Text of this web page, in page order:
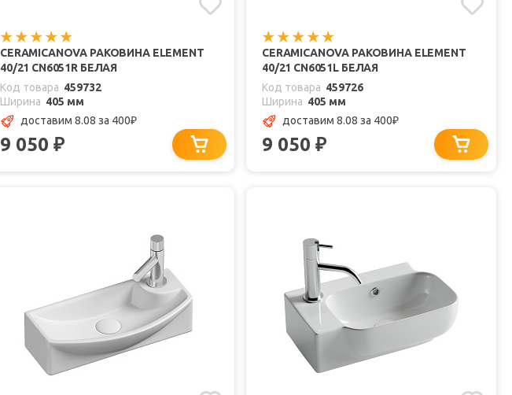
CERAMICANOVA РАКОВИНА ELEMENT
40/21 CN6051R БЕЛАЯ
Код товара 459732
Ширина 405 мм
доставим 8.08 за 400₽
9 050 ₽
CERAMICANOVA РАКОВИНА ELEMENT
40/21 CN6051L БЕЛАЯ
Код товара 459726
Ширина 405 мм
доставим 8.08 за 400₽
9 050 ₽